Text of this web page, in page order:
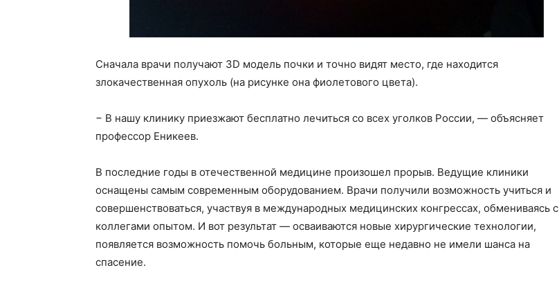
Сначала врачи получают 3D модель почки и точно видят место, где находится
злокачественная опухоль (на рисунке она фиолетового цвета).
− В нашу клинику приезжают бесплатно лечиться со всех уголков России, — объясняет
профессор Еникеев.
В последние годы в отечественной медицине произошел прорыв. Ведущие клиники
оснащены самым современным оборудованием. Врачи получили возможность учиться и
совершенствоваться, участвуя в международных медицинских конгрессах, обмениваясь с
коллегами опытом. И вот результат — осваиваются новые хирургические технологии,
появляется возможность помочь больным, которые еще недавно не имели шанса на
спасение.